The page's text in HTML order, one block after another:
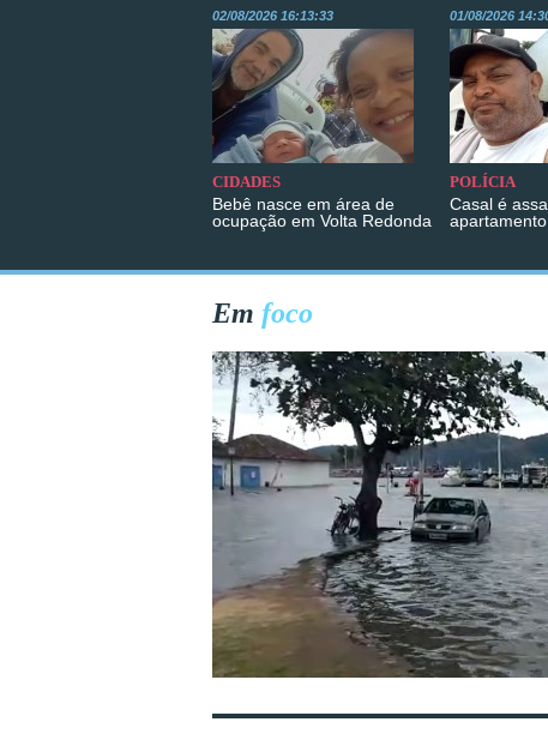
02/08/2026 16:13:33
CIDADES
Bebê nasce em área de
ocupação em Volta Redonda
01/08/2026
POLÍCIA
Casal é
Em foco